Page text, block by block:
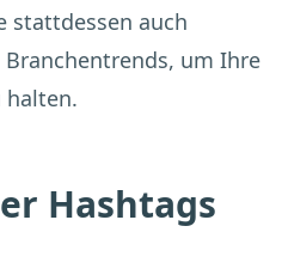
stattdessen auch
um Ihre
halten.
Hashtags